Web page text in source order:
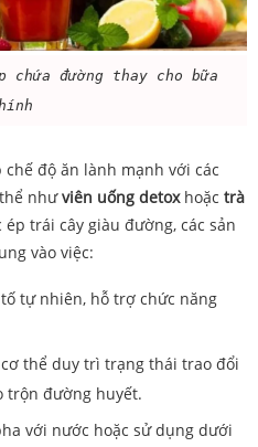
chứa đường thay cho bữa
độ ăn lành mạnh với các
nhưviên uống detoxhoặc trà
ép trái cây giàu đường, các sản
vào việc:
tự nhiên, hỗ trợ chức năng
thể duy trì trạng thái trao đổi
trộn đường huyết.
với nước hoặc sử dụng dưới